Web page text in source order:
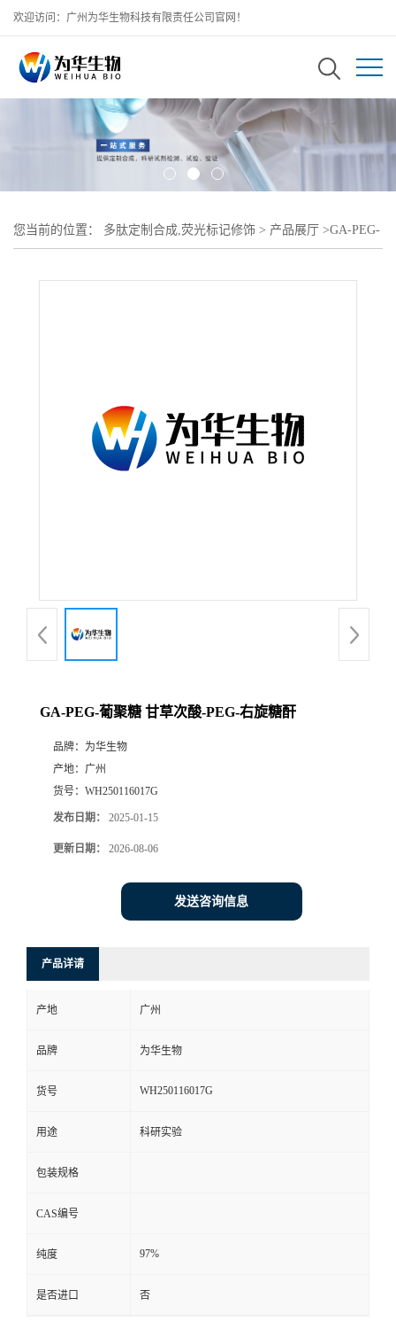
欢迎访问：广州为华生物科技有限责任公司官网！
您当前的位置： 多肽定制合成,荧光标记修饰 > 产品展厅 >GA-PEG-
GA-PEG-葡聚糖 甘草次酸-PEG-右旋糖酐
品牌： 为华生物
产地： 广州
货号： WH250116017G
发布日期： 2025-01-15
更新日期： 2026-08-06
发送咨询信息
产品详请
产地 广州
品牌 为华生物
货号 WH250116017G
用途 科研实验
包装规格
CAS编号
纯度 97%
是否进口 否